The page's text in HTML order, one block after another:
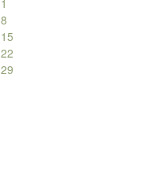
8
15
22
29